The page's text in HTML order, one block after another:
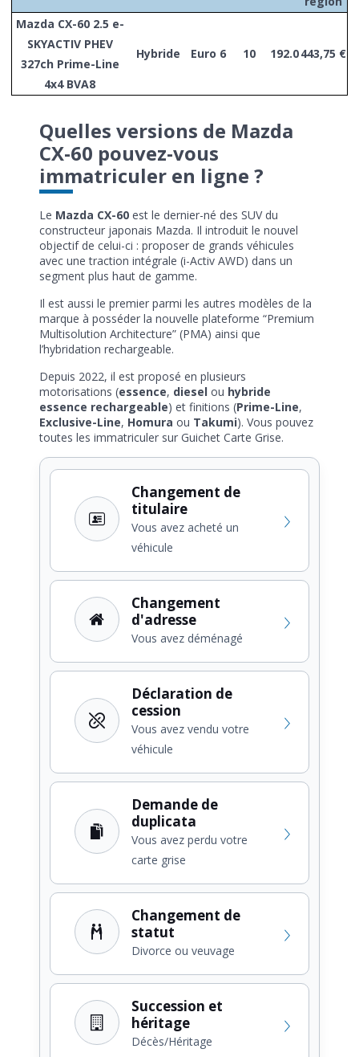
Mazda CX-60 2.5 e-
SKYACTIV PHEV
327ch Prime-Line
4x4 BVA8
Hybride Euro 6 10 192.0443,75 €
Quelles versions de Mazda
CX-60 pouvez-vous
immatriculer en ligne ?
Le Mazda CX-60est le dernier-né des SUV du
constructeur japonais Mazda. Il introduit le nouvel
objectif de celui-ci : proposer de grands véhicules
avec une traction intégrale (i-Activ AWD) dans un
segment plus haut de gamme.
Il est aussi le premier parmi les autres modèles de la
marque à posséder la nouvelle plateforme “Premium
Multisolution Architecture” (PMA) ainsi que
l’hybridation rechargeable.
Depuis 2022, il est proposé en plusieurs
motorisations (essence, dieselou hybride
essence rechargeable) et finitions (Prime-Line,
Exclusive-Line, Homura ou Takumi). Vous pouvez
toutes les immatriculer sur Guichet Carte Grise.
Changement de
titulaire
Vous avez acheté un
véhicule
Changement
d'adresse
Vous avez déménagé
Déclaration de
cession
Vous avez vendu votre
véhicule
Demande de
duplicata
Vous avez perdu votre
carte grise
Changement de
statut
Divorce ou veuvage
Succession et
héritage
Décès/Héritage